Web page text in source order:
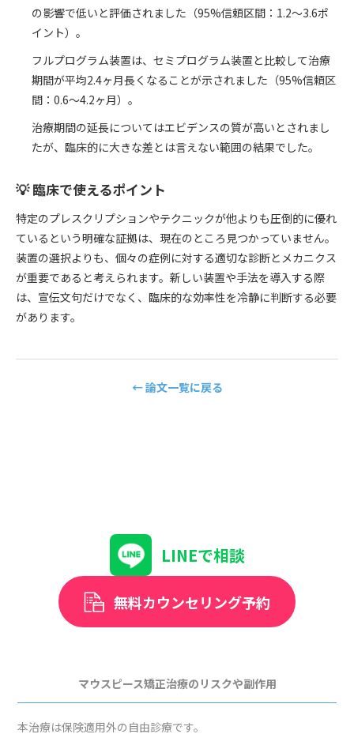
の影響で低いと評価されました（95%信頼区間：1.2〜3.6ポ
イント）。
フルプログラム装置は、セミプログラム装置と比較して治療
期間が平均2.4ヶ月長くなることが示されました（95%信頼区
間：0.6〜4.2ヶ月）。
治療期間の延長についてはエビデンスの質が高いとされまし
たが、臨床的に大きな差とは言えない範囲の結果でした。
💡 臨床で使えるポイント
特定のプレスクリプションやテクニックが他よりも圧倒的に優れ
ているという明確な証拠は、現在のところ見つかっていません。
装置の選択よりも、個々の症例に対する適切な診断とメカニクス
が重要であると考えられます。新しい装置や手法を導入する際
は、宣伝文句だけでなく、臨床的な効率性を冷静に判断する必要
があります。
← 論文一覧に戻る
LINEで相談
無料カウンセリング予約
マウスピース矯正治療のリスクや副作用
本治療は保険適用外の自由診療です。